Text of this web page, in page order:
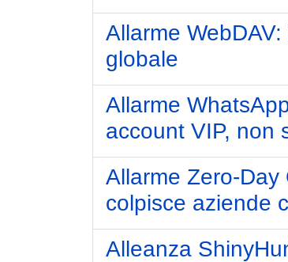
Allarme
globale
Allarme
account VIP, non
Allarme Zero-
colpisce aziende
Alleanza